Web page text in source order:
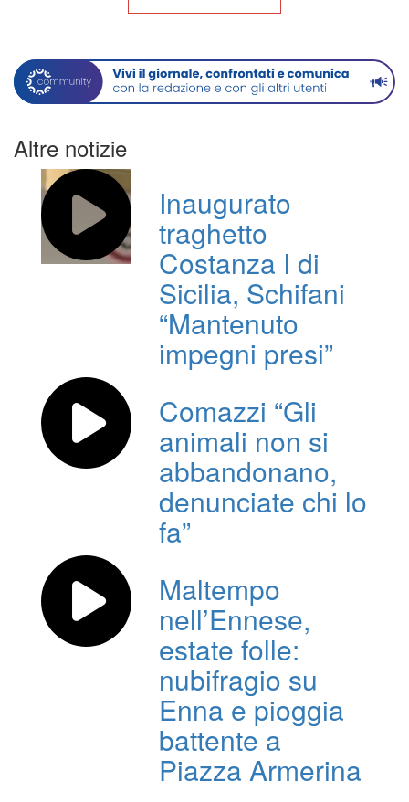
Altre notizie
Inaugurato
traghetto
Costanza I di
Sicilia, Schifani
“Mantenuto
impegni presi”
Comazzi “Gli
animali non si
abbandonano,
denunciate chi lo
fa”
Maltempo
nell’Ennese,
estate folle:
nubifragio su
Enna e pioggia
battente a
Piazza Armerina